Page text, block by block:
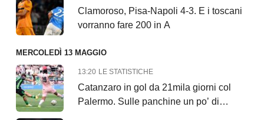
Clamoroso, Pisa-Napoli 4-3. E i toscani
vorranno fare 200 in A
MERCOLEDÌ 13 MAGGIO
13:20 LE STATISTICHE
Catanzaro in gol da 21mila giorni col
Palermo. Sulle panchine un po’ di